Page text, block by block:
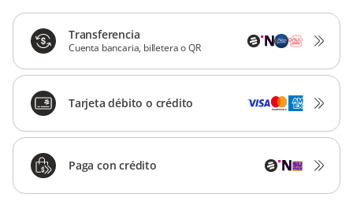
Transferencia
Cuenta bancaria, billetera o QR
Tarjeta débito o crédito
Paga con crédito